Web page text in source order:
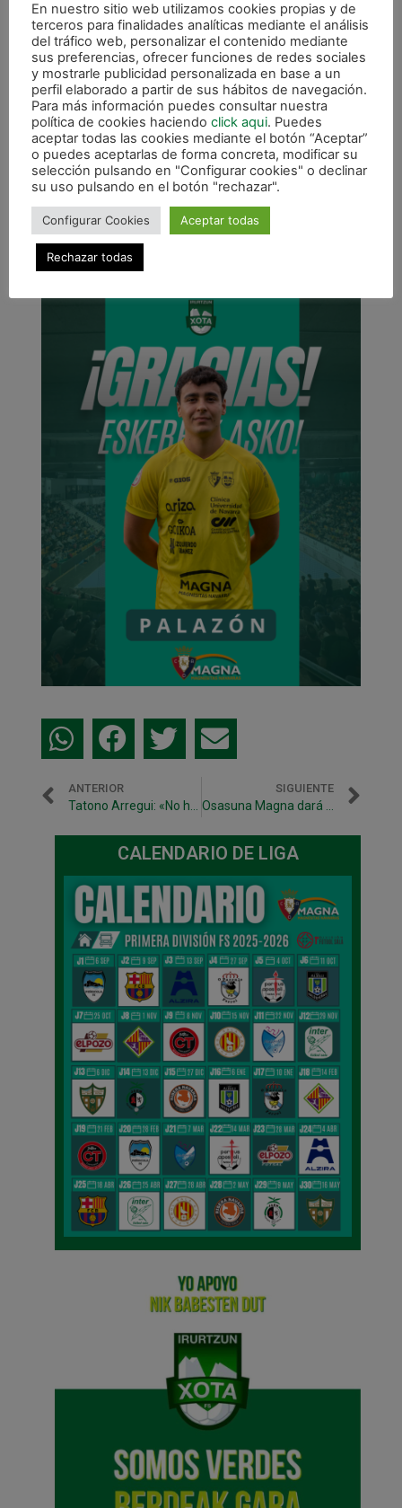
especial a Miguel y Roberto. También a los
compañeros con los que más he compartido, de
donde me llevo grandes amistades.
Afición, desde el minuto uno que pisé Anaitasuna
me hicisteis sentir vuestro cariño y desde el
principio es y será recíproco. ¡Gracias de corazón!
Siempre seré un verde más y será una etapa que
no olvidaré jamás.
Aúpa Xota, Aúpa verdes
Eskerrik asko
ANTERIOR SIGUIENTE
CALENDARIO DE LIGA
En nuestro sitio web utilizamos cookies propias y de
terceros para finalidades analíticas mediante el análisis
del tráfico web, personalizar el contenido mediante
sus preferencias, ofrecer funciones de redes sociales
y mostrarle publicidad personalizada en base a un
perfil elaborado a partir de sus hábitos de navegación.
Para más información puedes consultar nuestra
política de cookies haciendo click aqui. Puedes
aceptar todas las cookies mediante el botón “Aceptar”
o puedes aceptarlas de forma concreta, modificar su
selección pulsando en "Configurar cookies" o declinar
su uso pulsando en el botón "rechazar".
Configurar Cookies Aceptar todas
Rechazar todas